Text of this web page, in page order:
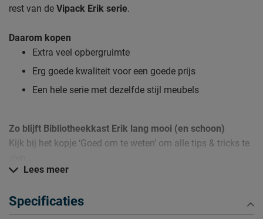
rest van de Vipack Erik serie.
Daarom kopen
Extra veel opbergruimte
Erg goede kwaliteit voor een goede prijs
Een hele serie met dezelfde stijl meubels
Zo blijft Bibliotheekkast Erik lang mooi (en schoon)
Kijk bij het kopje ‘Goed om te weten’ om alle tips & tricks te
Lees meer
Specificaties